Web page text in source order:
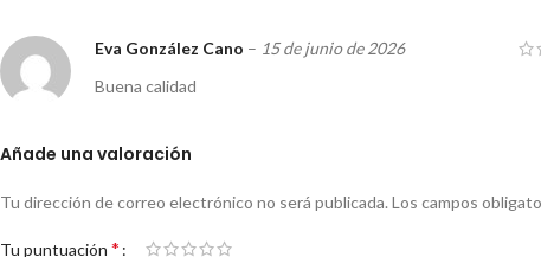
Eva González Cano – 15 de junio de 2026
Buena calidad
Añade una valoración
Tu dirección de correo electrónico no será publicada. Los campos
Tu puntuación *